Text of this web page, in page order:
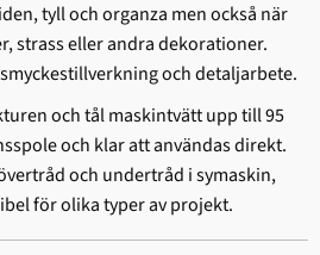
tyll och organza men också när
strass eller andra dekorationer.
och detaljarbete.
och tål maskintvätt upp till 95
och klar att användas direkt.
och undertråd i symaskin,
för olika typer av projekt.